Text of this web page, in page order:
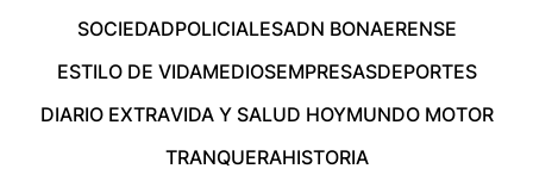
SOCIEDADPOLICIALESADN BONAERENSE
ESTILO DE VIDAMEDIOSEMPRESASDEPORTES
DIARIO EXTRAVIDA Y SALUD HOYMUNDO MOTOR
TRANQUERAHISTORIA